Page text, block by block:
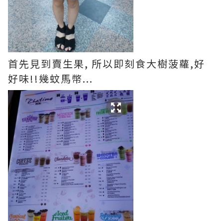
首先見到賣生果, 所以即刻食大樹菠蘿,好
好味!!幾蚊馬幣...